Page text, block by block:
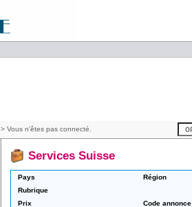
> Vous n'êtes pas connecté.
Services Suisse
Pays Région
Rubrique
Prix
Code annonce